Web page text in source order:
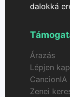
dalokká
Árazás
Lépjen
CancionIA
Zenei